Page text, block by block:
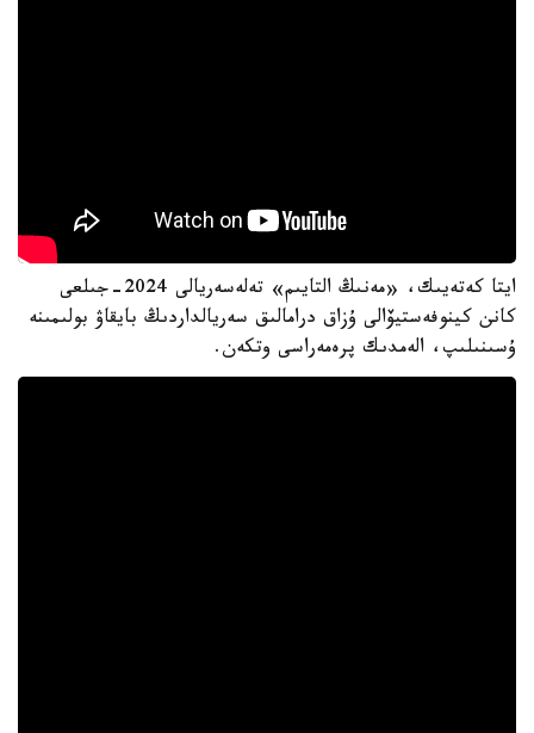
ايتا كەتەيىك، «مەنىڭ التايىم» تەلەسەريالى 2024-جىلعى
كانن كينوفەستيۆالى ۇزاق درامالىق سەريالداردىڭ بايقاۋ بولىمىنە
ۇسىنىلىپ، الەمدىك پرەمەراسى وتكەن.